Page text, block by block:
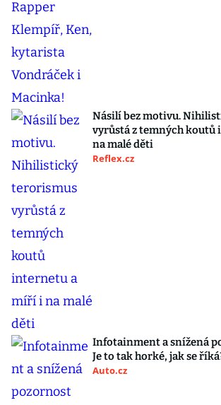
Násilí bez motivu.
vyrůstá z temných
na malé děti
Reflex.cz
Infotainment a snížená
Je to tak horké, jak se
Auto.cz